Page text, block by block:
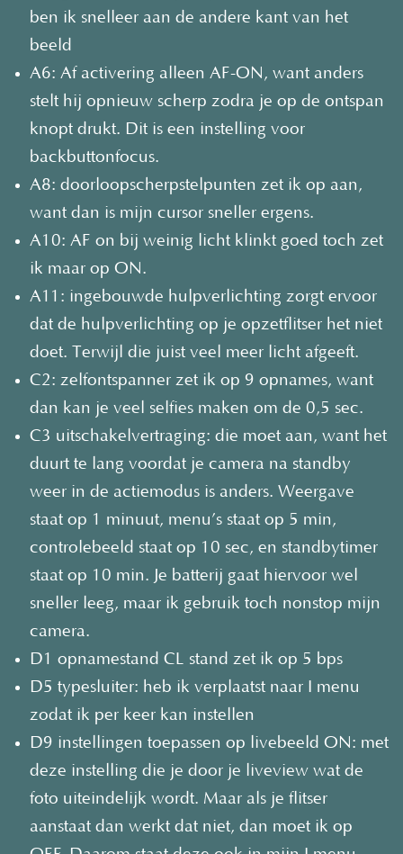
ben ik snelleer aan de andere kant van het
beeld
A6: Af activering alleen AF-ON, want anders
stelt hij opnieuw scherp zodra je op de ontspan
knopt drukt. Dit is een instelling voor
backbuttonfocus.
A8: doorloopscherpstelpunten zet ik op aan,
want dan is mijn cursor sneller ergens.
A10: AF on bij weinig licht klinkt goed toch zet
ik maar op ON.
A11: ingebouwde hulpverlichting zorgt ervoor
dat de hulpverlichting op je opzetflitser het niet
doet. Terwijl die juist veel meer licht afgeeft.
C2: zelfontspanner zet ik op 9 opnames, want
dan kan je veel selfies maken om de 0,5 sec.
C3 uitschakelvertraging: die moet aan, want het
duurt te lang voordat je camera na standby
weer in de actiemodus is anders. Weergave
staat op 1 minuut, menu’s staat op 5 min,
controlebeeld staat op 10 sec, en standbytimer
staat op 10 min. Je batterij gaat hiervoor wel
sneller leeg, maar ik gebruik toch nonstop mijn
camera.
D1 opnamestand CL stand zet ik op 5 bps
D5 typesluiter: heb ik verplaatst naar I menu
zodat ik per keer kan instellen
D9 instellingen toepassen op livebeeld ON: met
deze instelling die je door je liveview wat de
foto uiteindelijk wordt. Maar als je flitser
aanstaat dan werkt dat niet, dan moet ik op